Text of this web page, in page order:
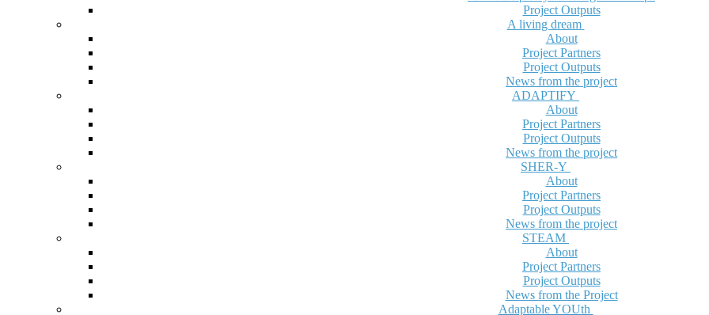
Project Outputs
A living dream
About
Project Partners
Project Outputs
News from the project
ADAPTIFY
About
Project Partners
Project Outputs
News from the project
SHER-Y
About
Project Partners
Project Outputs
News from the project
STEAM
About
Project Partners
Project Outputs
News from the Project
Adaptable YOUth